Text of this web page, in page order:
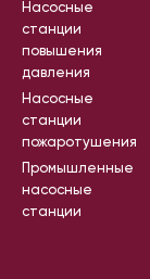
Насосные
станции
повышения
давления
Насосные
станции
пожаротушения
Промышленные
насосные
станции